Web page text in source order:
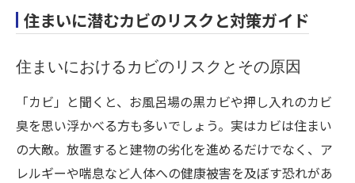
住まいに潜むカビのリスクと対策ガイド
住まいにおけるカビのリスクとその原因
「カビ」と聞くと、お風呂場の黒カビや押し入れのカビ
臭を思い浮かべる方も多いでしょう。実はカビは住まい
の大敵。放置すると建物の劣化を進めるだけでなく、ア
レルギーや喘息など人体への健康被害を及ぼす恐れがあ